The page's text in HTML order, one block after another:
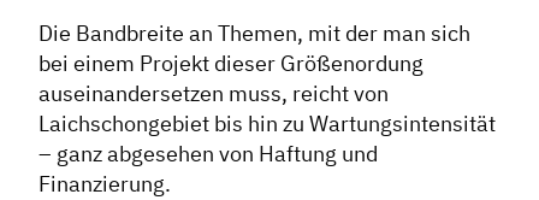
Die Bandbreite an Themen, mit der man sich
bei einem Projekt dieser Größenordung
auseinandersetzen muss, reicht von
Laichschongebiet bis hin zu Wartungsintensität
– ganz abgesehen von Haftung und
Finanzierung.